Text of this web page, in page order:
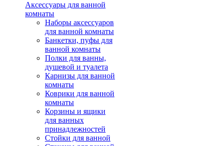
Аксессуары для ванной
комнаты
Наборы аксессуаров
для ванной комнаты
Банкетки, пуфы для
ванной комнаты
Полки для ванны,
душевой и туалета
Карнизы для ванной
комнаты
Коврики для ванной
комнаты
Корзины и ящики
для ванных
принадлежностей
Стойки для ванной